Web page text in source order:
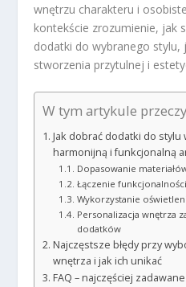
wnętrzu charakteru i
kontekście zrozumienie, jak
dodatki do wybranego stylu,
stworzenia przytulnej i
W tym artykule
Jak dobrać dodatki do stylu
harmonijną i funkcjonalną
Dopasowanie
Łączenie
Wykorzystanie
Personalizacja wnętrza
dodatków
Najczęstsze błędy przy
wnętrza i jak ich unikać
FAQ – najczęściej